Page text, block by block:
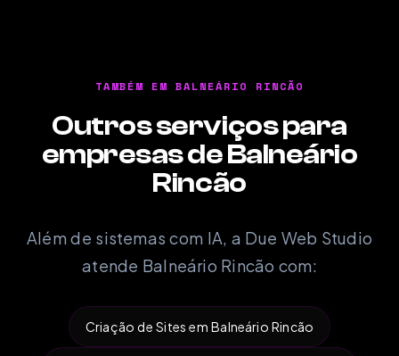
TAMBÉM EM BALNEÁRIO RINCÃO
Outros serviços para
empresas de Balneário
Rincão
Além de sistemas com IA, a Due Web Studio
atende Balneário Rincão com:
Criação de Sites em Balneário Rincão